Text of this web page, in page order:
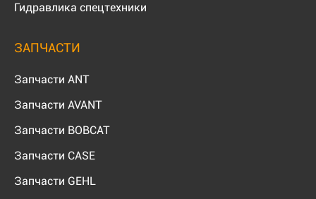
Гидравлика спецтехники
ЗАПЧАСТИ
Запчасти ANT
Запчасти AVANT
Запчасти BOBCAT
Запчасти CASE
Запчасти GEHL